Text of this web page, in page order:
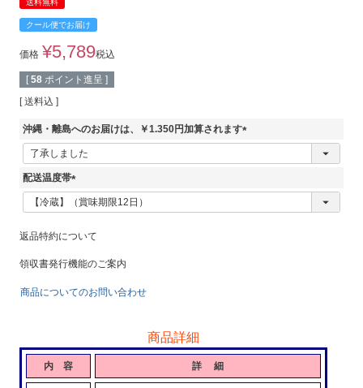
送料無料
クール便でお届け
価格 ¥5,789税込
[ 58 ポイント進呈 ]
送料込
沖縄・離島へのお届けは、￥1.350円加算されます
(
必
)
配送温度帯
(
必
)
返品特約について
領収書発行機能のご案内
商品についてのお問い合わせ
商品詳細
内 容 詳 細